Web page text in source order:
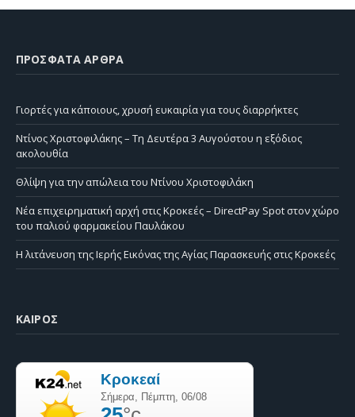
ΠΡΌΣΦΑΤΑ ΆΡΘΡΑ
Γιορτές για κάποιους, χρυσή ευκαιρία για τους διαρρήκτες
Ντίνος Χριστοφιλάκης – Τη Δευτέρα 3 Αυγούστου η εξόδιος
ακολουθία
Θλίψη για την απώλεια του Ντίνου Χριστοφιλάκη
Νέα επιχειρηματική αρχή στις Κροκεές – DirectPay Spot στον χώρο
του παλιού φαρμακείου Παυλάκου
Η λιτάνευση της Ιερής Εικόνας της Αγίας Παρασκευής στις Κροκεές
ΚΑΙΡΌΣ